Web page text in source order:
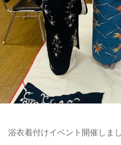
浴衣着付けイベント開催しま